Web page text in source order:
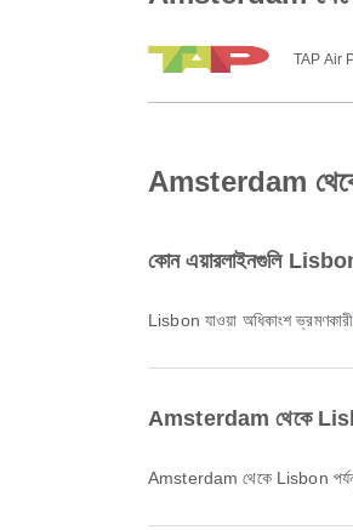
TAP Air
Amsterdam থেকে
কোন এয়ারলাইনগুলি
Lisbon যাওয়া অধিকাংশ
Amsterdam থেকে
Amsterdam থেকে Lisbon